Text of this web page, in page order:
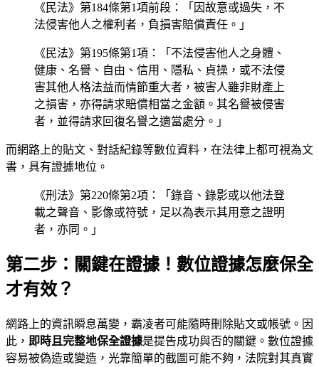
《民法》第184條第1項前段：「因故意或過失，不
法侵害他人之權利者，負損害賠償責任。」
《民法》第195條第1項：「不法侵害他人之身體、
健康、名譽、自由、信用、隱私、貞操，或不法侵
害其他人格法益而情節重大者，被害人雖非財產上
之損害，亦得請求賠償相當之金額。其名譽被侵害
者，並得請求回復名譽之適當處分。」
而網路上的貼文、對話紀錄等數位資料，在法律上都可視為文
書，具有證據地位。
《刑法》第220條第2項：「錄音、錄影或以他法登
載之聲音、影像或符號，足以為表示其用意之證明
者，亦同。」
第二步：關鍵在證據！數位證據怎麼保全
才有效？
網路上的資訊瞬息萬變，霸凌者可能隨時刪除貼文或帳號。因
此， 即時且完整地保全證據是提告成功與否的關鍵。數位證據
容易被偽造或變造，光靠簡單的截圖可能不夠，法院對其真實